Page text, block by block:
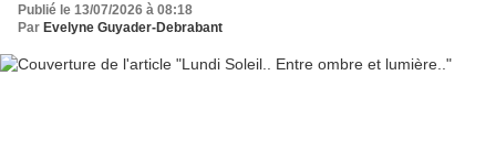
Publié le 13/07/2026 à 08:18
Par Evelyne Guyader-Debrabant